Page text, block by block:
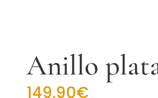
Anillo
149,90€